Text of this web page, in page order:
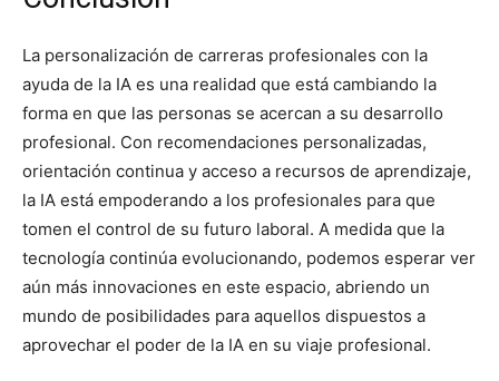
La personalización de carreras profesionales con la
ayuda de la IA es una realidad que está cambiando la
forma en que las personas se acercan a su desarrollo
profesional. Con recomendaciones personalizadas,
orientación continua y acceso a recursos de aprendizaje,
la IA está empoderando a los profesionales para que
tomen el control de su futuro laboral. A medida que la
tecnología continúa evolucionando, podemos esperar ver
aún más innovaciones en este espacio, abriendo un
mundo de posibilidades para aquellos dispuestos a
aprovechar el poder de la IA en su viaje profesional.